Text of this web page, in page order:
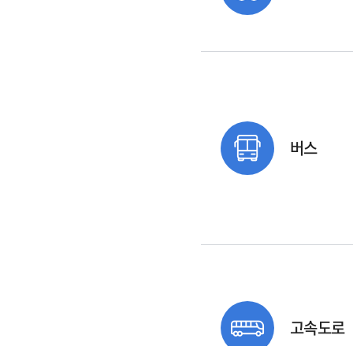
버스
고속도로